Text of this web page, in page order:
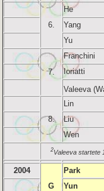
6.
He
Yang
Yu
7.
Franchini
Ioriatti
Valeeva
8.
Lin
Liu
Wen
2Valeeva startete
2004
G
Park
Yun